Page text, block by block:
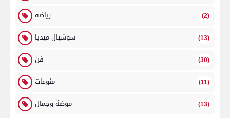
رياضه (2)
سوشيال ميديا (13)
فن (30)
منوعات (11)
موضة وجمال (13)